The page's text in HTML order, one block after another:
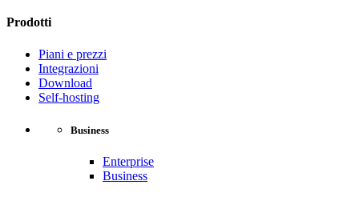
Prodotti
Piani e prezzi
Integrazioni
Download
Self-hosting
Business
Enterprise
Business